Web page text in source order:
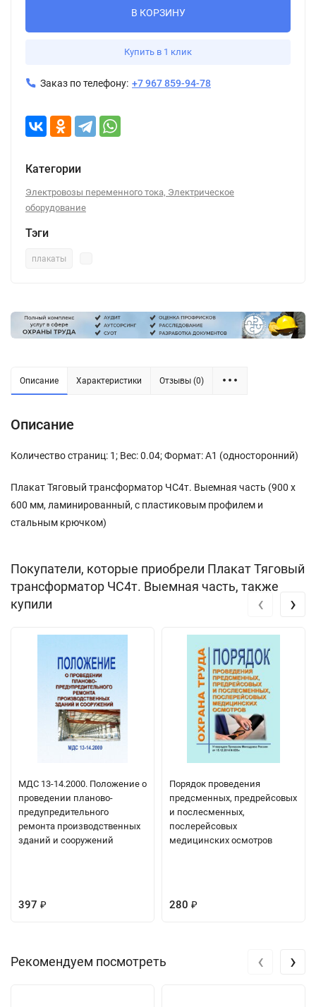
В КОРЗИНУ
Купить в 1 клик
Заказ по телефону: +7 967 859-94-78
Категории
Электровозы переменного тока, Электрическое
оборудование
Тэги
плакаты
Описание Характеристики Отзывы (0)
Описание
Количество страниц: 1; Вес: 0.04; Формат: А1 (односторонний)
Плакат Тяговый трансформатор ЧС4т. Выемная часть (900 х
600 мм, ламинированный, с пластиковым профилем и
стальным крючком)
Покупатели, которые приобрели Плакат Тяговый
трансформатор ЧС4т. Выемная часть, также
купили
МДС 13-14.2000. Положение о
проведении планово-
предупредительного
ремонта производственных
зданий и сооружений
397 ₽
Порядок проведения
предсменных, предрейсовых
и послесменных,
послерейсовых
медицинских осмотров
280 ₽
‹ ›
Рекомендуем посмотреть ‹ ›